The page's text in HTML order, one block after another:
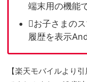
端末用の機能
お子さまの
履歴を表示
【楽天モバイルより